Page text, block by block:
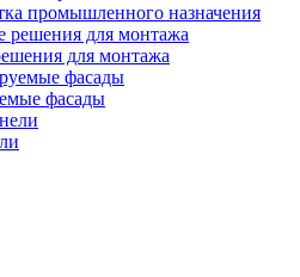
промышленного назначения
для монтажа
фасады